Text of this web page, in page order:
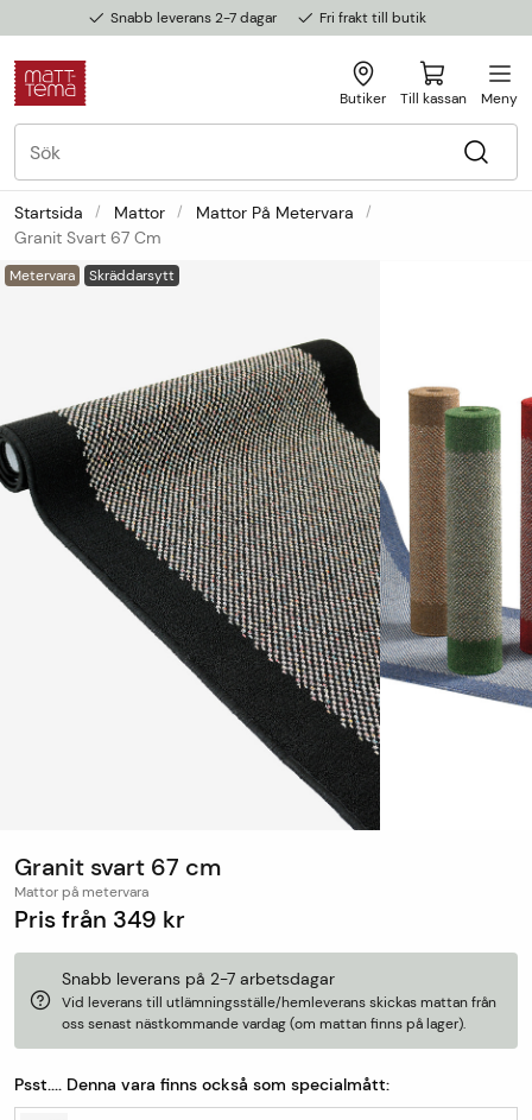
Snabb leverans 2-7 dagar Fri frakt till butik
Butiker Till kassan Meny
Startsida Mattor
Mattor På Metervara
Granit Svart 67 Cm
Metervara Skräddarsytt
Granit svart 67 cm
Mattor på metervara
Pris från 349 kr
Snabb leverans på 2-7 arbetsdagar
Vid leverans till utlämningsställe/hemleverans skickas mattan från
oss senast nästkommande vardag (om mattan finns på lager).
Psst.... Denna vara finns också som specialmått: